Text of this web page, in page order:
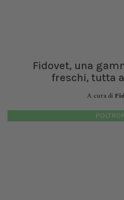
Fidovet, una
freschi, tutta
A cura di